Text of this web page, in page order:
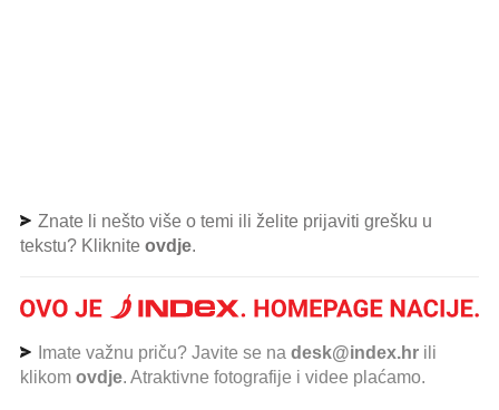
Znate li nešto više o temi ili želite prijaviti grešku u
tekstu? Kliknite ovdje.
Imate važnu priču? Javite se na desk@index.hr ili
klikom ovdje. Atraktivne fotografije i videe plaćamo.